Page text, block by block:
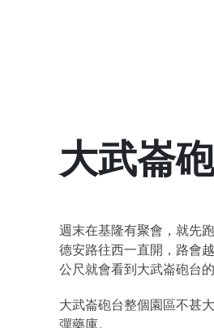
大武崙
週末在基隆有聚會，就先
德安路往西一直開，路會
公尺就會看到大武崙砲台
大武崙砲台整個園區不甚
彈藥庫。